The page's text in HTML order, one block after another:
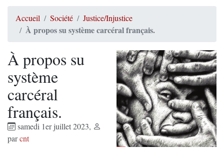
Accueil Société Justice/Injustice
À propos su système carcéral français.
À propos su
système
carcéral
français.
samedi 1er juillet 2023,
parcnt